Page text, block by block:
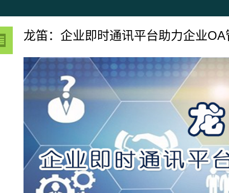
龙笛：企业即时通讯平台助力企业OA